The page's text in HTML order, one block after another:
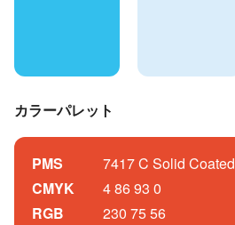
カラーパレット
PMS
7417 C Solid Coated
CMYK
4 86 93 0
RGB
230 75 56